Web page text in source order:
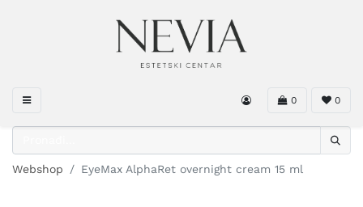
0 0
Webshop EyeMax AlphaRet overnight cream 15 ml